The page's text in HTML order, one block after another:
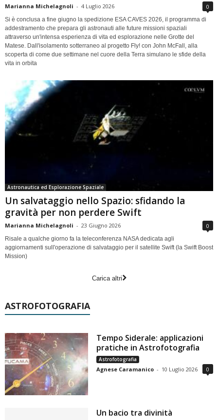
Marianna Michelagnoli - 4 Luglio 2026 0
Si è conclusa a fine giugno la spedizione ESA CAVES 2026, il programma di
addestramento che prepara gli astronauti alle future missioni spaziali
attraverso un'intensa esperienza di vita ed esplorazione nelle Grotte del
Matese. Dall'isolamento sotterraneo al progetto Fly! con John McFall, alla
scoperta di come due settimane nel cuore della Terra simulano le sfide della
vita in orbita
Astronautica ed Esplorazione Spaziale
Un salvataggio nello Spazio: sfidando la
gravità per non perdere Swift
Marianna Michelagnoli - 23 Giugno 2026 0
Risale a qualche giorno fa la teleconferenza NASA dedicata agli
aggiornamenti sull'operazione di salvataggio per il satellite Swift (la Swift Boost
Mission)
Carica altri
ASTROFOTOGRAFIA
Tempo Siderale: applicazioni
pratiche in Astrofotografia
Astrofotografia
Agnese Caramanico - 10 Luglio 2026 0
Un bacio tra divinità